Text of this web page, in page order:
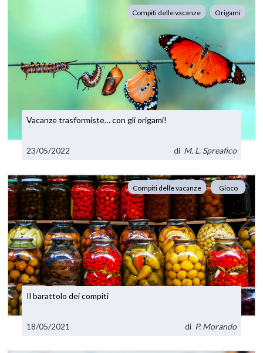
Compiti delle vacanze Origami
Vacanze trasformiste… con gli origami!
23/05/2022 di M. L. Spreafico
Compiti delle vacanze Gioco
Il barattolo dei compiti
18/05/2021 di P. Morando